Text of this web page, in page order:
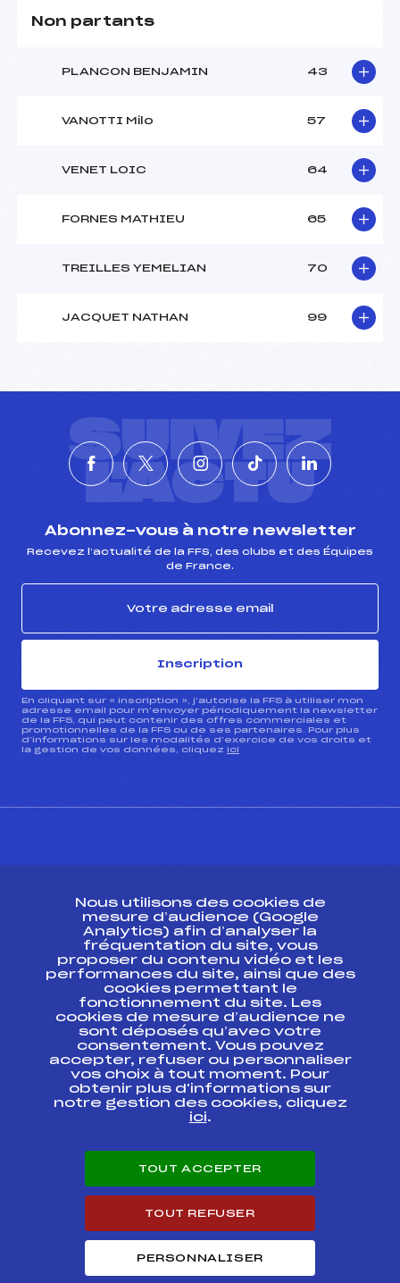
Non partants
PLANCON BENJAMIN 43
VANOTTI Milo 57
VENET LOIC 64
FORNES MATHIEU 65
TREILLES YEMELIAN 70
JACQUET NATHAN 99
SUIVEZ
L'ACTU
Abonnez-vous à notre newsletter
Recevez l’actualité de la FFS, des clubs et des Équipes
de France.
Inscription
En cliquant sur « inscription », j’autorise la FFS à utiliser mon
adresse email pour m’envoyer périodiquement la newsletter
de la FFS, qui peut contenir des offres commerciales et
promotionnelles de la FFS ou de ses partenaires. Pour plus
d’informations sur les modalités d’exercice de vos droits et
la gestion de vos données, cliquez ici
Ressources
Pass’Neige
Projet sportif fédéral
Projet de performance fédéral
Antidopage
Pôle Développement, Formation, Suivi
Scientifique
Listes ministérielles
Pôle vie de l’athlète
Enseignement professionnel
Carrières
Nous utilisons des cookies de
mesure d’audience (Google
Analytics) afin d’analyser la
fréquentation du site, vous
proposer du contenu vidéo et les
performances du site, ainsi que des
cookies permettant le
fonctionnement du site. Les
cookies de mesure d’audience ne
sont déposés qu’avec votre
consentement. Vous pouvez
accepter, refuser ou personnaliser
vos choix à tout moment. Pour
obtenir plus d'informations sur
notre gestion des cookies, cliquez
ici.
TOUT ACCEPTER
TOUT REFUSER
PERSONNALISER